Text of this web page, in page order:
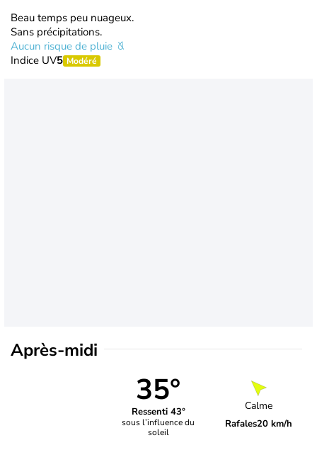
Beau temps peu nuageux.
Sans précipitations.
Aucun risque de pluie
Indice UV5 Modéré
Après-midi
35°
Ressenti 43°
sous l’influence du
soleil
Calme
Rafales20 km/h